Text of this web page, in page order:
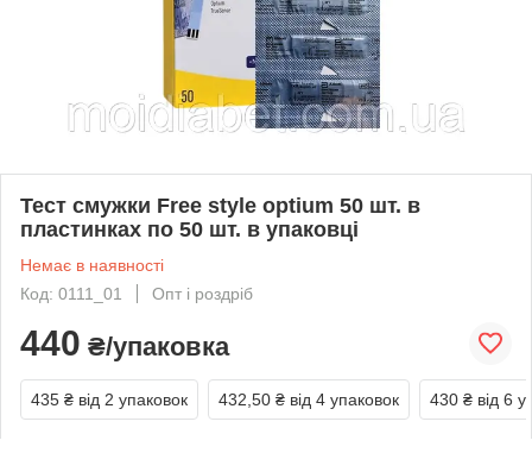
Тест смужки Free style optium 50 шт. в
пластинках по 50 шт. в упаковці
Немає в наявності
Код: 0111_01
Опт і роздріб
440 ₴/упаковка
435 ₴ від 2 упаковок 432,50 ₴ від 4 упаковок 430 ₴ від 6